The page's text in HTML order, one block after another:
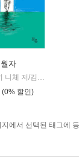
자
프리드리히 니체 저/김철 편역
(0% 할인)
지에서 선택된 태그에